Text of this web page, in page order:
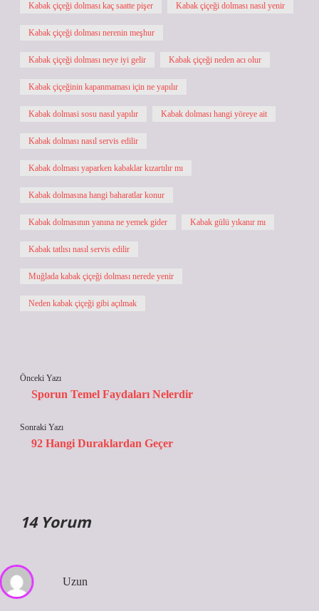
Kabak çiçeği dolması kaç saatte pişer Kabak çiçeği dolması nasıl yenir
Kabak çiçeği dolması nerenin meşhur
Kabak çiçeği dolması neye iyi gelir Kabak çiçeği neden acı olur
Kabak çiçeğinin kapanmaması için ne yapılır
Kabak dolmasi sosu nasıl yapılır Kabak dolması hangi yöreye ait
Kabak dolması nasıl servis edilir
Kabak dolması yaparken kabaklar kızartılır mı
Kabak dolmasına hangi baharatlar konur
Kabak dolmasının yanına ne yemek gider Kabak gülü yıkanır mı
Kabak tatlısı nasıl servis edilir
Muğlada kabak çiçeği dolması nerede yenir
Neden kabak çiçeği gibi açılmak
Önceki Yazı
Sporun Temel Faydaları Nelerdir
Sonraki Yazı
92 Hangi Duraklardan Geçer
14 Yorum
Uzun